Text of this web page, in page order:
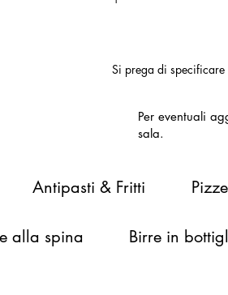
Si prega di
Per eventuali
sala.
Antipasti & Fritti
alla spina Birre in